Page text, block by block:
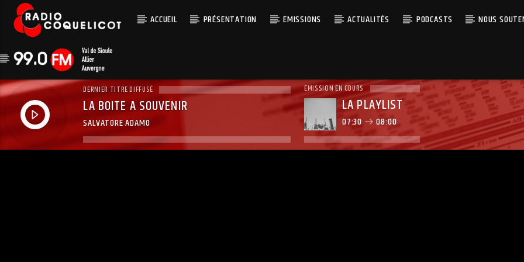
ACCUEIL PRÉSENTATION EMISSIONS ACTUALITÉS PODCASTS NOUS
DERNIER TITRE DIFFUSÉ
LA BOITE A SOUVENIR
SALVATORE ADAMO
EMISSION EN COURS
LA PLAYLIST
07:30 08:00